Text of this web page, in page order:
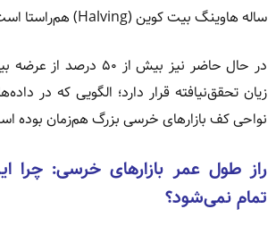
ساله هاوینگ بیت کوین (Halving) هم‌راستا است.
در حال حاضر نیز بیش از
زیان تحقق‌نیافته قرار دارد؛ الگویی که در
نواحی کف بازارهای خرسی بزرگ هم‌زمان بوده
راز طول عمر بازارهای خرسی: چرا
تمام نمی‌شود؟